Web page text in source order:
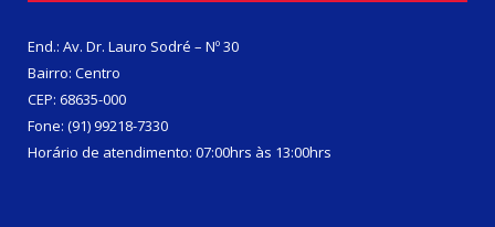
End.: Av. Dr. Lauro Sodré – Nº 30
Bairro: Centro
CEP: 68635-000
Fone: (91) 99218-7330
Horário de atendimento: 07:00hrs às 13:00hrs